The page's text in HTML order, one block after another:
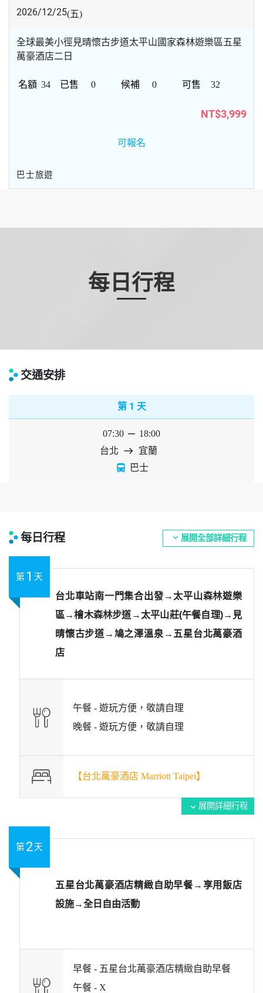
2026/12/25(五)
全球最美小徑見晴懷古步道太平山國家森林遊樂區五星
萬豪酒店二日
34 0 0 32
NT$3,999
可報名
巴士旅遊
每日行程
交通安排
第 1 天
07:30 horizontal_rule 18:00
台北 east 宜蘭
directions_bus 巴士
每日行程 expand_more 展開全部詳細行程
第 1 天
台北車站南一門集合出發→太平山森林遊樂
區→檜木森林步道→太平山莊(午餐自理)→見
晴懷古步道→鳩之澤溫泉→五星台北萬豪酒
店
午餐 - 遊玩方便，敬請自理
晚餐 - 遊玩方便，敬請自理
【台北萬豪酒店 Marriott Taipei】
expand_more 展開詳細行程
第 2天
五星台北萬豪酒店精緻自助早餐→享用飯店
設施→全日自由活動
早餐 - 五星台北萬豪酒店精緻自助早餐
午餐 - X